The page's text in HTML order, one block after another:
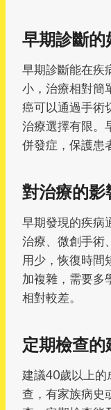
早期診斷的
早期診斷能在疾
小，治療相對簡
癌可以通過手術
治療選擇有限。
併發症，保護患
對治療的影
早期發現的疾病
治療、微創手術
用少，恢復時間
加複雜，需要多
相對較差。
定期檢查的
建議40歲以上的
查，有家族病史